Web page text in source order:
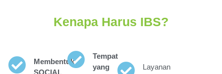
Kenapa Harus IBS?
Membentuk
SOCIAL
Tempat
yang
Layanan